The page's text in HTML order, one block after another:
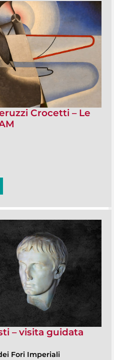
Crocetti – Le
– visita guidata
Fori Imperiali